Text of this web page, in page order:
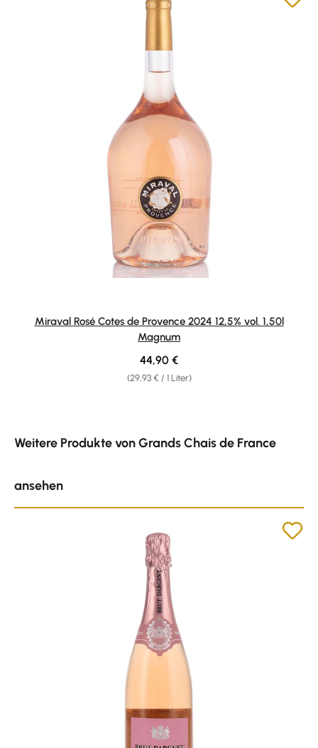
Miraval Rosé Cotes de Provence 2024 12,5% vol. 1,50l
Magnum
(29,93 € / 1 Liter)
Regulärer Preis:
44,90 €
Weitere Produkte von Grands Chais de France
ansehen